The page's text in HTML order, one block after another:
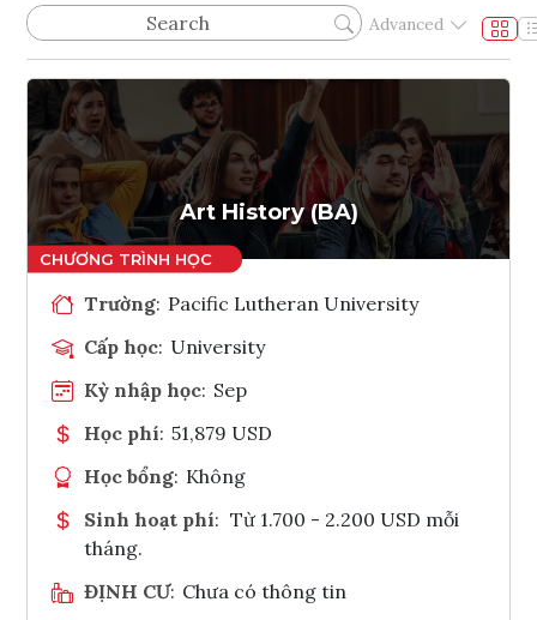
Advanced
Art History (BA)
Trường: Pacific Lutheran University
Cấp học: University
Kỳ nhập học: Sep
Học phí: 51,879 USD
Học bổng: Không
Sinh hoạt phí: Từ 1.700 - 2.200 USD mỗi
tháng.
ĐỊNH CƯ: Chưa có thông tin